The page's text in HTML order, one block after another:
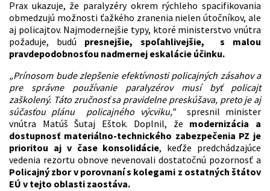
Prax ukazuje, že paralyzéry okrem rýchleho spacifikovania
obmedzujú možnosti ťažkého zranenia nielen útočníkov, ale
aj policajtov. Najmodernejšie typy, ktoré ministerstvo vnútra
požaduje, budú presnejšie, spoľahlivejšie, s malou
pravdepodobnosťou nadmernej eskalácie účinku.
„Prínosom bude zlepšenie efektívnosti policajných zásahov a
pre správne používanie paralyzérov musí byť policajt
zaškolený. Táto zručnosť sa pravidelne preskúšava, preto je aj
súčasťou plánu policajného výcviku,"
spresnil minister
vnútra Matúš Šutaj Eštok. Doplnil, že modernizácia a
dostupnosť materiálno-technického zabezpečenia PZ je
prioritou aj v čase konsolidácie, keďže predchádzajúce
vedenia rezortu obnove nevenovali dostatočnú pozornosť a
Policajný zbor v porovnaní s kolegami z ostatných štátov
EÚ v tejto oblasti zaostáva.